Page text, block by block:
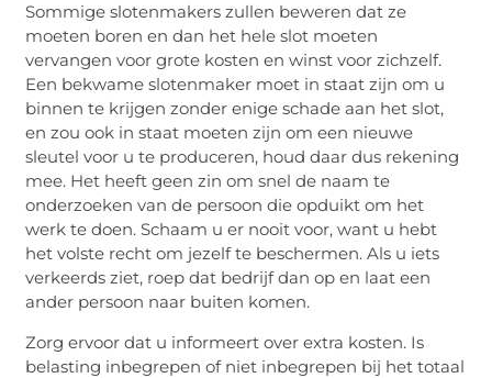
Sommige slotenmakers zullen beweren dat ze
moeten boren en dan het hele slot moeten
vervangen voor grote kosten en winst voor zichzelf.
Een bekwame slotenmaker moet in staat zijn om u
binnen te krijgen zonder enige schade aan het slot,
en zou ook in staat moeten zijn om een ​​nieuwe
sleutel voor u te produceren, houd daar dus rekening
mee. Het heeft geen zin om snel de naam te
onderzoeken van de persoon die opduikt om het
werk te doen. Schaam u er nooit voor, want u hebt
het volste recht om jezelf te beschermen. Als u iets
verkeerds ziet, roep dat bedrijf dan op en laat een
ander persoon naar buiten komen.
Zorg ervoor dat u informeert over extra kosten. Is
belasting inbegrepen of niet inbegrepen bij het totaal